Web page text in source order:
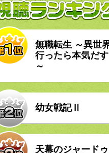
無職転生 ～異世
行ったら本気だす
～
幼女戦記Ⅱ
天幕のジャードゥ